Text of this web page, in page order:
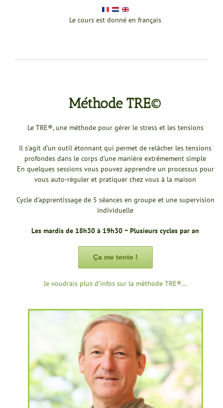
Le cours est donné en français
Méthode TRE©
Le TRE®, une méthode pour gérer le stress et les tensions
Il s’agit d’un outil étonnant qui permet de relâcher les tensions
profondes dans le corps d’une manière extrêmement simple
En quelques sessions vous pouvez apprendre un processus pour
vous auto-réguler et pratiquer chez vous à la maison
Cycle d’apprentissage de 5 séances en groupe et une supervision
individuelle
Les mardis de 18h30 à 19h30 ~ Plusieurs cycles par an
Ça me tente !
Je voudrais plus d’infos sur la méthode TRE®…